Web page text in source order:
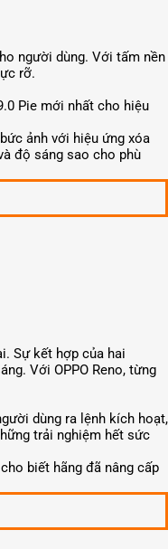
người dùng. Với tấm nền
rỡ.
Pie mới nhất cho hiệu
ảnh với hiệu ứng xóa
độ sáng sao cho phù
Sự kết hợp của hai
Với OPPO Reno, từng
dùng ra lệnh kích hoạt,
trải nghiệm hết sức
biết hãng đã nâng cấp